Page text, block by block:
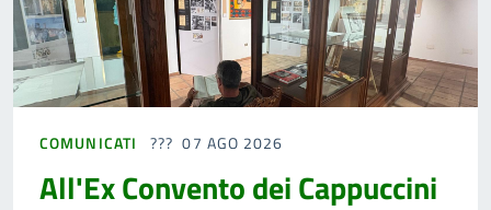
COMUNICATI 07 AGO 2026
All'Ex Convento dei Cappuccini